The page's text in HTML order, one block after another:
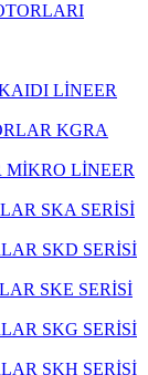
LİNEER
KGRA
MİKRO LİNEER
SKA SERİSİ
SKD SERİSİ
SKE SERİSİ
SKG SERİSİ
SKH SERİSİ